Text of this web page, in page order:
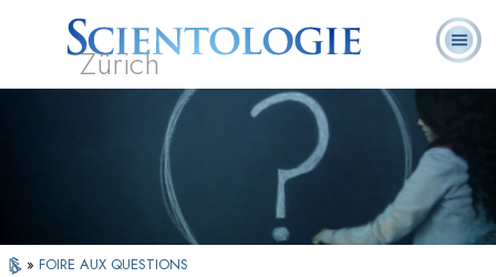
Zürich
Qu’est-ce que la
Scientologie ?
Ministres
volontaires
Foire aux
questions
» FOIRE AUX QUESTIONS